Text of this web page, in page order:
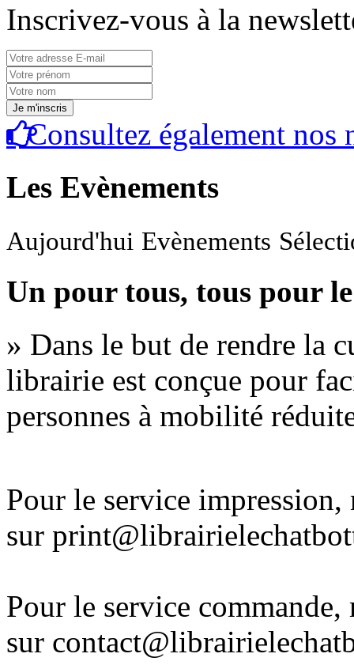
Inscrivez-vous à la
Consultez également nos
Les Evènements
Aujourd'hui Evènements
Un pour tous, tous pour
» Dans le but de rendre la
librairie est conçue pour
personnes à mobilité
Pour le service
sur
Pour le service
sur